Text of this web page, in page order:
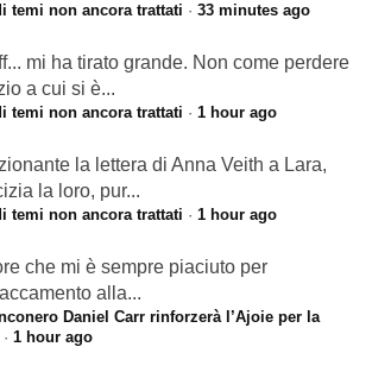
temi non ancora trattati · 33 minutes ago
mi ha tirato grande. Non come perdere
a cui si è...
temi non ancora trattati · 1 hour ago
la lettera di Anna Veith a Lara,
la loro, pur...
temi non ancora trattati · 1 hour ago
che mi è sempre piaciuto per
alla...
Daniel Carr rinforzerà l’Ajoie per la
1 hour ago